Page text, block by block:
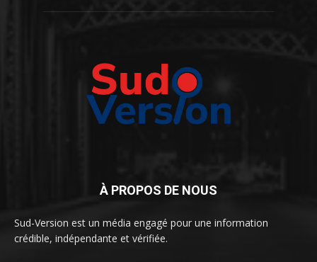
À PROPOS DE NOUS
Sud-Version est un média engagé pour une information
crédible, indépendante et vérifiée.